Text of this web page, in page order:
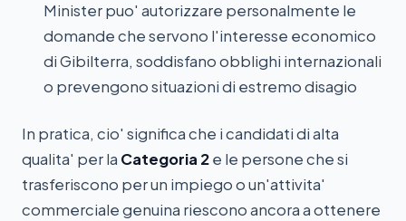
Minister puo' autorizzare personalmente le
domande che servono l'interesse economico
di Gibilterra, soddisfano obblighi internazionali
o prevengono situazioni di estremo disagio
In pratica, cio' significa che i candidati di alta
qualita' per la Categoria 2e le persone che si
trasferiscono per un impiego o un'attivita'
commerciale genuina riescono ancora a ottenere